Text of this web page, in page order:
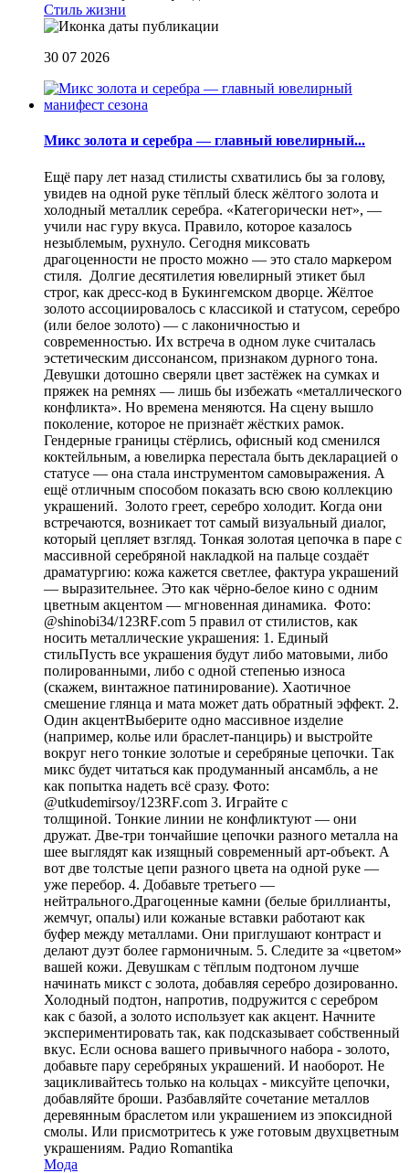
Стиль жизни
30 07 2026
Микс золота и серебра — главный ювелирный...
Ещё пару лет назад стилисты схватились бы за голову,
увидев на одной руке тёплый блеск жёлтого золота и
холодный металлик серебра. «Категорически нет», —
учили нас гуру вкуса. Правило, которое казалось
незыблемым, рухнуло. Сегодня миксовать
драгоценности не просто можно — это стало маркером
стиля. Долгие десятилетия ювелирный этикет был
строг, как дресс-код в Букингемском дворце. Жёлтое
золото ассоциировалось с классикой и статусом, серебро
(или белое золото) — с лаконичностью и
современностью. Их встреча в одном луке считалась
эстетическим диссонансом, признаком дурного тона.
Девушки дотошно сверяли цвет застёжек на сумках и
пряжек на ремнях — лишь бы избежать «металлического
конфликта». Но времена меняются. На сцену вышло
поколение, которое не признаёт жёстких рамок.
Гендерные границы стёрлись, офисный код сменился
коктейльным, а ювелирка перестала быть декларацией о
статусе — она стала инструментом самовыражения. А
ещё отличным способом показать всю свою коллекцию
украшений. Золото греет, серебро холодит. Когда они
встречаются, возникает тот самый визуальный диалог,
который цепляет взгляд. Тонкая золотая цепочка в паре с
массивной серебряной накладкой на пальце создаёт
драматургию: кожа кажется светлее, фактура украшений
— выразительнее. Это как чёрно-белое кино с одним
цветным акцентом — мгновенная динамика. Фото:
@shinobi34/123RF.com 5 правил от стилистов, как
носить металлические украшения: 1. Единый
стильПусть все украшения будут либо матовыми, либо
полированными, либо с одной степенью износа
(скажем, винтажное патинирование). Хаотичное
смешение глянца и мата может дать обратный эффект. 2.
Один акцентВыберите одно массивное изделие
(например, колье или браслет-панцирь) и выстройте
вокруг него тонкие золотые и серебряные цепочки. Так
микс будет читаться как продуманный ансамбль, а не
как попытка надеть всё сразу. Фото:
@utkudemirsoy/123RF.com 3. Играйте с
толщиной. Тонкие линии не конфликтуют — они
дружат. Две-три тончайшие цепочки разного металла на
шее выглядят как изящный современный арт-объект. А
вот две толстые цепи разного цвета на одной руке —
уже перебор. 4. Добавьте третьего —
нейтрального.Драгоценные камни (белые бриллианты,
жемчуг, опалы) или кожаные вставки работают как
буфер между металлами. Они приглушают контраст и
делают дуэт более гармоничным. 5. Следите за «цветом»
вашей кожи. Девушкам с тёплым подтоном лучше
начинать микст с золота, добавляя серебро дозированно.
Холодный подтон, напротив, подружится с серебром
как с базой, а золото использует как акцент. Начните
экспериментировать так, как подсказывает собственный
вкус. Если основа вашего привычного набора - золото,
добавьте пару серебряных украшений. И наоборот. Не
зацикливайтесь только на кольцах - миксуйте цепочки,
добавляйте броши. Разбавляйте сочетание металлов
деревянным браслетом или украшением из эпоксидной
смолы. Или присмотритесь к уже готовым двухцветным
украшениям. Радио Romantika
Мода